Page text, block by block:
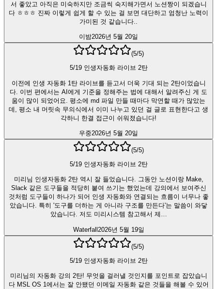
서 좋았고 아직은 미숙하지만 조금씩 숙지해가면서 노션짱이 되겠습니
다 ㅎㅎㅎ 진짜 이렇게 쉽게 할 수 있는 걸 보면 대단하고 엄청난 노력이
가미된 것 같습니다..
이밤2026년 5월 20일
(5/5)
5/19 인생자동화 라이브 2탄
이전에 인생 자동화 1탄 라이브를 듣고서 더욱 기대 되는 2탄이었습니
다. 이번 편에서는 AI에게 기준을 정해주는 법에 대해서 알려주신 게 도
움이 많이 되었어요. 평소에 md 파일 만들 때마다 막연할 때가 많았는
데, 평소 내 머릿속 무의식에서 이미 나누고 있던 걸 글로 표현한다고 생
각하니 한결 접근이 쉬워졌습니다!
우중2026년 5월 20일
(5/5)
5/19 인생자동화 라이브 2탄
미리님 인생자동화 2탄 역시 잘 들었습니다. 그동안 노션이랑 Make,
Slack 같은 도구들을 적당히 붙여 쓰기는 했었는데 강의에서 보여주신
것처럼 도구들이 하나가 되어 인생 자동화와 연결되는 흐름이 너무나 좋
았습니다. 특히 '도구를 더하는 게 아니라 구조를 만든다'는 말씀이 와닿
았습니다. 저도 미리시스템 참고해서 제…
Waterfall 2026년 5월 19일
(5/5)
5/19 인생자동화 라이브 2탄
미리님의 자동화 강의 2탄! 무엇을 걸러낼 것인지를 포인트로 잡았습니
다 MSL OS 1에서는 잘 안됐던 이메일 자동화 같은 것들을 해볼 수 있어